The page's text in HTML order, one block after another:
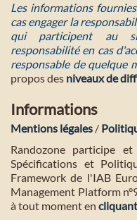
Les informations
cas engager la
qui participent au
responsabilité en cas
responsable de quelque
propos des niveaux de
Informations
Mentions légales /
Randozone participe
Spécifications et
Framework de l'IAB
Management Platform
à tout moment en